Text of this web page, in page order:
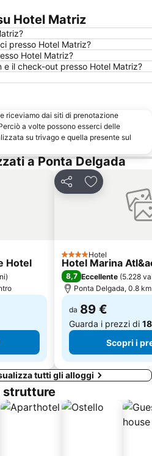
Hotel Matriz
presso Hotel Matriz?
Hotel Matriz?
il check-out presso Hotel Matriz?
riceviamo dai siti di prenotazione
a volte possono esserci delle
su trivago e quella presente sul
a Ponta Delgada
Hotel
)
CondividiAggiungi ai
4 StelleHotel
Hotel Marina
8,7 Eccellente (5.228
Ponta Delgada, 0.8
da 89 €
Guarda i prezzi di
Scopri i
tutti gli alloggi
strutture